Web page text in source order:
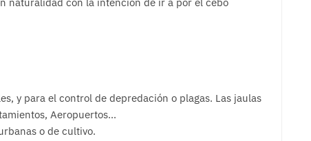
y para el control de depredación o plagas. Las jaulas
Aeropuertos…
o de cultivo.